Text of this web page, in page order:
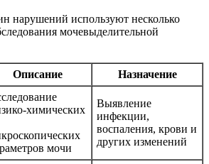
нарушений используют несколько
мочевыделительной
Описание Назначение
химических
мочи
Выявление
инфекции,
воспаления, крови и
других изменений